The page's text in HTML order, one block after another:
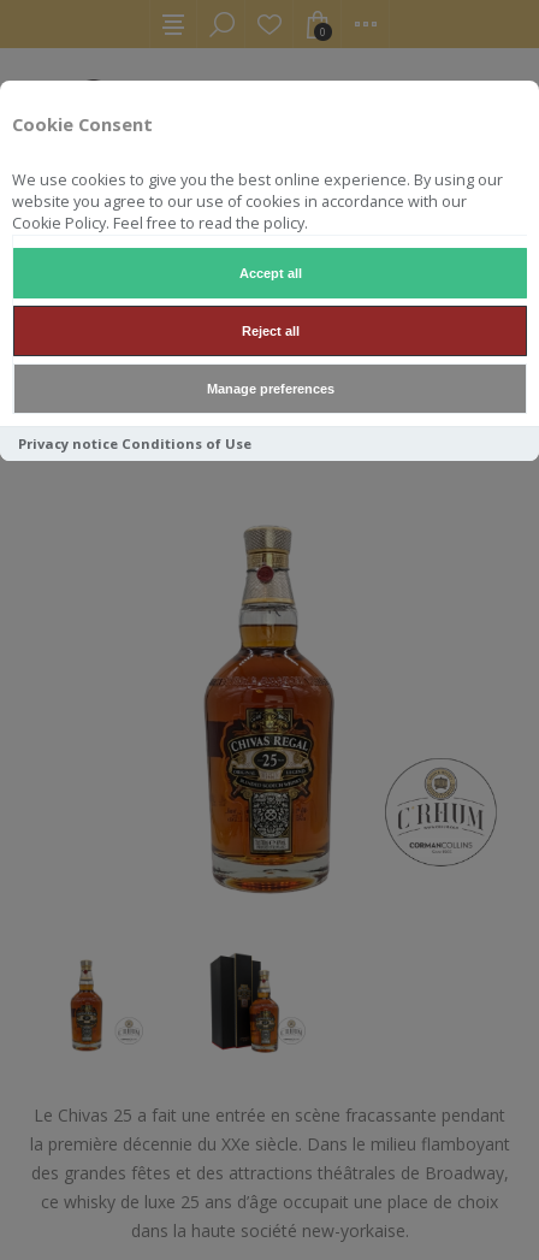
Cookie Consent
We use cookies to give you the best online experience. By using our
website you agree to our use of cookies in accordance with our
Cookie Policy. Feel free to read the policy.
Accept all
Reject all
Manage preferences
Privacy notice Conditions of Use
0
CHIVAS REGAL 25 ANS
Le Chivas 25 a fait une entrée en scène fracassante pendant
la première décennie du XXe siècle. Dans le milieu flamboyant
des grandes fêtes et des attractions théâtrales de Broadway,
ce whisky de luxe 25 ans d’âge occupait une place de choix
dans la haute société new-yorkaise.